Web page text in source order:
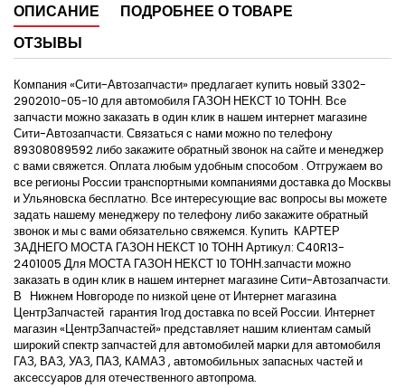
ОПИСАНИЕ
ПОДРОБНЕЕ О ТОВАРЕ
ОТЗЫВЫ
Компания «Сити-Автозапчасти» предлагает купить новый 3302-
2902010-05-10 для автомобиля ГАЗОН НЕКСТ 10 ТОНН. Все
запчасти можно заказать в один клик в нашем интернет магазине
Сити-Автозапчасти. Связаться с нами можно по телефону
89308089592 либо закажите обратный звонок на сайте и менеджер
с вами свяжется. Оплата любым удобным способом . Отгружаем во
все регионы России транспортными компаниями доставка до Москвы
и Ульяновска бесплатно. Все интересующие вас вопросы вы можете
задать нашему менеджеру по телефону либо закажите обратный
звонок и мы с вами обязательно свяжемся. Купить КАРТЕР
ЗАДНЕГО МОСТА ГАЗОН НЕКСТ 10 ТОНН Артикул: С40R13-
2401005 Для МОСТА ГАЗОН НЕКСТ 10 ТОНН.запчасти можно
заказать в один клик в нашем интернет магазине Сити-Автозапчасти.
В Нижнем Новгороде по низкой цене от Интернет магазина
ЦентрЗапчастей гарантия 1год доставка по всей России. Интернет
магазин «ЦентрЗапчастей» представляет нашим клиентам самый
широкий спектр запчастей для автомобилей марки для автомобиля
ГАЗ, ВАЗ, УАЗ, ПАЗ, КАМАЗ , автомобильных запасных частей и
аксессуаров для отечественного автопрома.